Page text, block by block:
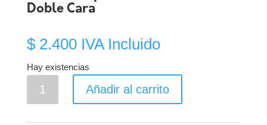
Doble Cara
$2.400 IVA Incluido
Hay existencias
Impreso
Añadir al carrito